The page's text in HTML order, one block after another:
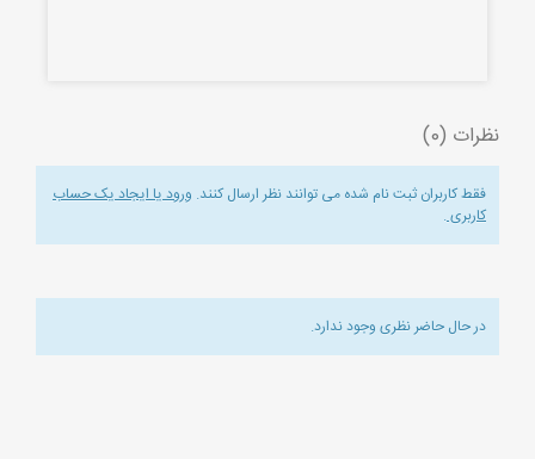
نظرات (0)
فقط کاربران ثبت نام شده می توانند نظر ارسال کنند. ورود یا ایجاد یک حساب
کاربری.
در حال حاضر نظری وجود ندارد.